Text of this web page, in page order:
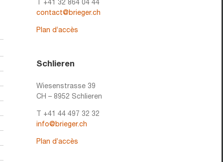
T +41 32 864 04 44
contact@brieger.ch
Plan d’accès
Schlieren
Wiesenstrasse 39
CH – 8952 Schlieren
T +41 44 497 32 32
info@brieger.ch
Plan d’accès